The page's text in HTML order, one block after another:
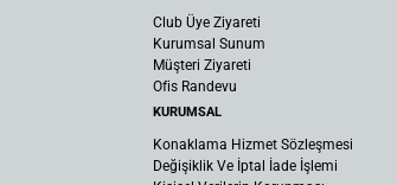
Club Üye Ziyareti
Kurumsal Sunum
Müşteri Ziyareti
Ofis Randevu
KURUMSAL
Konaklama Hizmet Sözleşmesi
Değişiklik Ve İptal İade İşlemi